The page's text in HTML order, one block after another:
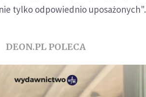
tylko odpowiednio uposażonych".
DEON.PL POLECA